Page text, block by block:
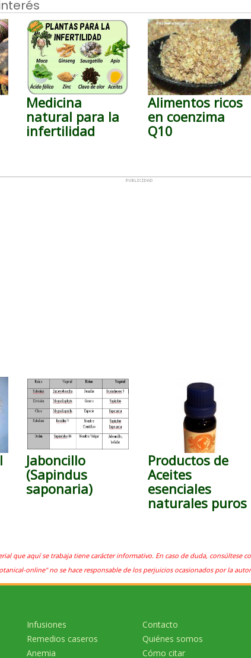
Medicina
natural para la
infertilidad
Alimentos ricos
en coenzima
Q10
Jaboncillo
(Sapindus
saponaria)
Productos de
Aceites
esenciales
naturales puros
que aquí se trabaja tiene carácter informativo. En caso de duda, consúltese
online" no se hace responsable de los perjuicios ocasionados por la
Infusiones
Remedios caseros
Anemia
Contacto
Quiénes somos
Cómo citar